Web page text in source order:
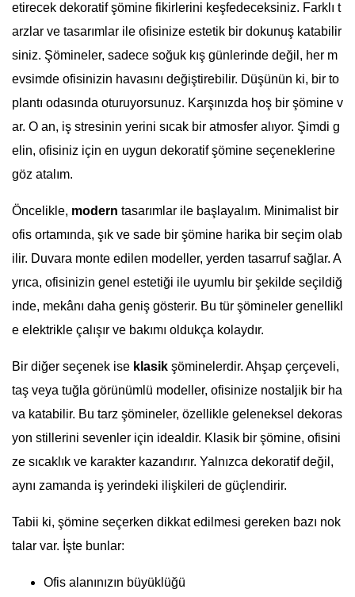
etirecek dekoratif şömine fikirlerini keşfedeceksiniz. Farklı t
arzlar ve tasarımlar ile ofisinize estetik bir dokunuş katabilir
siniz. Şömineler, sadece soğuk kış günlerinde değil, her m
evsimde ofisinizin havasını değiştirebilir. Düşünün ki, bir to
plantı odasında oturuyorsunuz. Karşınızda hoş bir şömine v
ar. O an, iş stresinin yerini sıcak bir atmosfer alıyor. Şimdi g
elin, ofisiniz için en uygun dekoratif şömine seçeneklerine
göz atalım.
Öncelikle, modern tasarımlar ile başlayalım. Minimalist bir
ofis ortamında, şık ve sade bir şömine harika bir seçim olab
ilir. Duvara monte edilen modeller, yerden tasarruf sağlar. A
yrıca, ofisinizin genel estetiği ile uyumlu bir şekilde seçildiğ
inde, mekânı daha geniş gösterir. Bu tür şömineler genellikl
e elektrikle çalışır ve bakımı oldukça kolaydır.
Bir diğer seçenek ise klasik şöminelerdir. Ahşap çerçeveli,
taş veya tuğla görünümlü modeller, ofisinize nostaljik bir ha
va katabilir. Bu tarz şömineler, özellikle geleneksel dekoras
yon stillerini sevenler için idealdir. Klasik bir şömine, ofisini
ze sıcaklık ve karakter kazandırır. Yalnızca dekoratif değil,
aynı zamanda iş yerindeki ilişkileri de güçlendirir.
Tabii ki, şömine seçerken dikkat edilmesi gereken bazı nok
talar var. İşte bunlar:
Ofis alanınızın büyüklüğü